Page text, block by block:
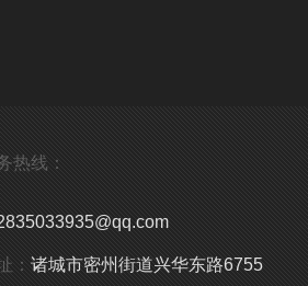
热线：
： 诸城市密州街道兴华东路6755